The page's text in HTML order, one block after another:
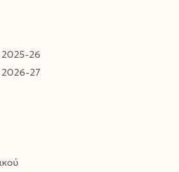
2025-26
2026-27